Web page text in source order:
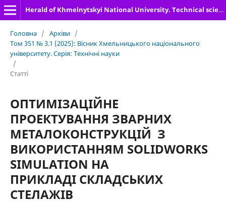
Herald of Khmelnytskyi National University. Technical sciences
Головна / Архіви /
Том 351 № 3.1 (2025): Вісник Хмельницького національного
університету. Серія: Технічні науки
/
Статті
ОПТИМІЗАЦІЙНЕ
ПРОЕКТУВАННЯ ЗВАРНИХ
МЕТАЛОКОНСТРУКЦІЙ З
ВИКОРИСТАННЯМ SOLIDWORKS
SIMULATION НА
ПРИКЛАДІ СКЛАДСЬКИХ
СТЕЛАЖІВ